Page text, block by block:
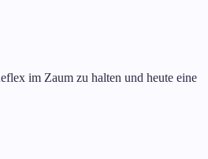
im Zaum zu halten und heute eine